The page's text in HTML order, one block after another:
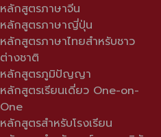
หลักสูตรภาษาจีน
หลักสูตรภาษาญี่ปุ่น
หลักสูตรภาษาไทยสำหรับชาว
ต่างชาติ
หลักสูตรภูมิปัญญา
หลักสูตรเรียนเดี่ยว One-on-
One
หลักสูตรสำหรับโรงเรียน